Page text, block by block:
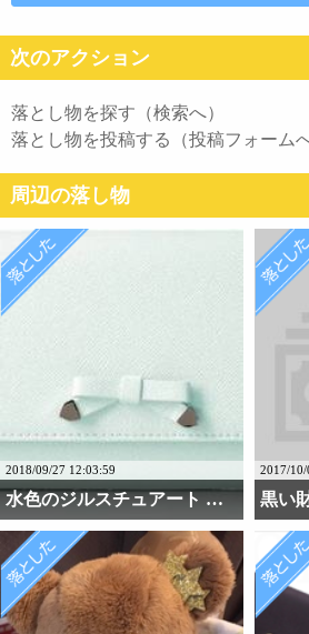
次のアクション
落とし物を探す（検索へ）
落とし物を投稿する（投稿フォームへ
周辺の落し物
2018/09/27 12:03:59
水色のジルスチュアート ・・・
2017/10/
黒い